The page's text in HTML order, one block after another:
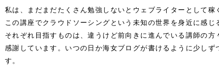
私は、まだまだたくさん勉強しないとウェブライターとして
この講座でクラウドソーシングという未知の世界を身近に感
それぞれ目指すものは、違うけど前向きに進んでいる講師の
感謝しています。いつの日か海女ブログが書けるように少し
す。